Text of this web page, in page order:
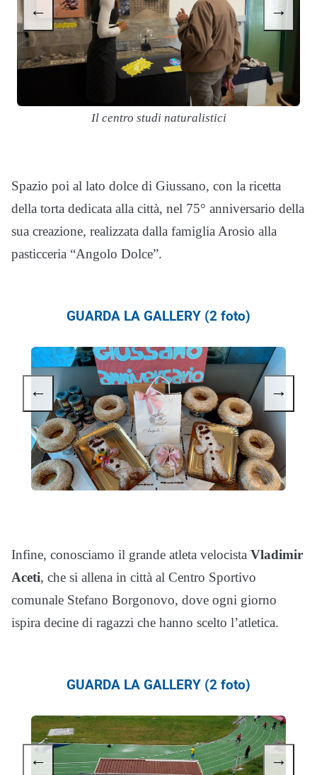
Il centro studi naturalistici
← →
Spazio poi al lato dolce di Giussano, con la ricetta
della torta dedicata alla città, nel 75° anniversario della
sua creazione, realizzata dalla famiglia Arosio alla
pasticceria “Angolo Dolce”.
GUARDA LA GALLERY (2 foto)
← →
Infine, conosciamo il grande atleta velocista Vladimir
Aceti, che si allena in città al Centro Sportivo
comunale Stefano Borgonovo, dove ogni giorno
ispira decine di ragazzi che hanno scelto l’atletica.
GUARDA LA GALLERY (2 foto)
← →